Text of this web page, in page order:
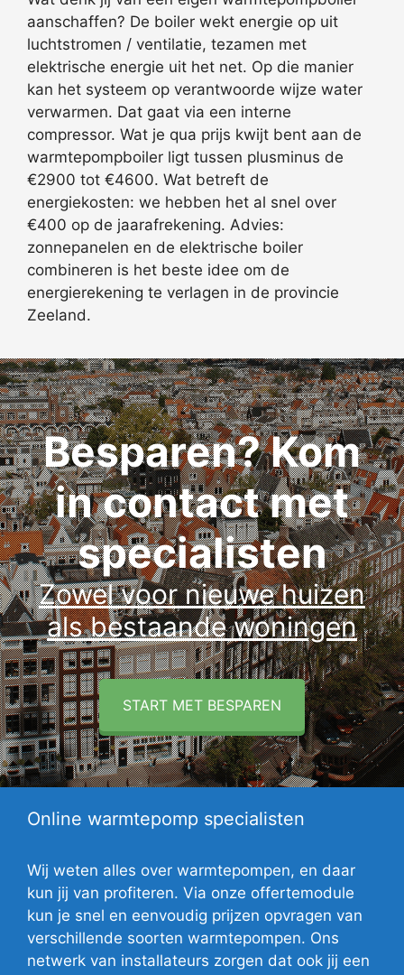
aanschaffen? De boiler wekt energie op uit
luchtstromen / ventilatie, tezamen met
elektrische energie uit het net. Op die manier
kan het systeem op verantwoorde wijze water
verwarmen. Dat gaat via een interne
compressor. Wat je qua prijs kwijt bent aan de
warmtepompboiler ligt tussen plusminus de
€2900 tot €4600. Wat betreft de
energiekosten: we hebben het al snel over
€400 op de jaarafrekening. Advies:
zonnepanelen en de elektrische boiler
combineren is het beste idee om de
energierekening te verlagen in de provincie
Zeeland.
Besparen? Kom
in contact met
specialisten
Zowel voor nieuwe huizen
als bestaande woningen
START MET BESPAREN
Online warmtepomp specialisten
Wij weten alles over warmtepompen, en daar
kun jij van profiteren. Via onze offertemodule
kun je snel en eenvoudig prijzen opvragen van
verschillende soorten warmtepompen. Ons
netwerk van installateurs zorgen dat ook jij een